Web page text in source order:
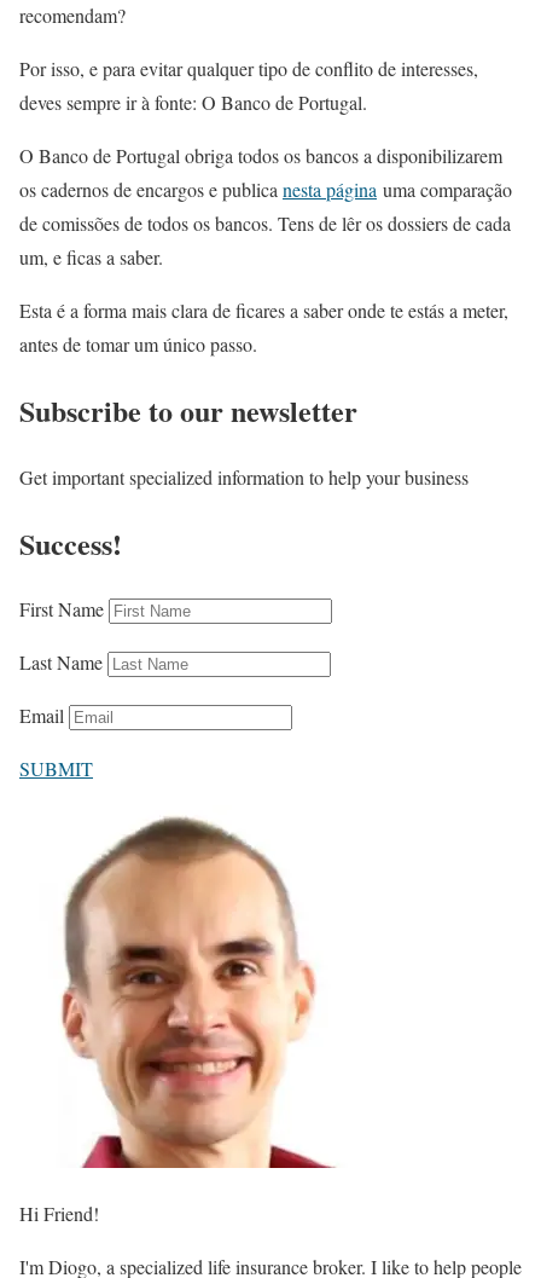
recomendam?
Por isso, e para evitar qualquer tipo de conflito de interesses,
deves sempre ir à fonte: O Banco de Portugal.
O Banco de Portugal obriga todos os bancos a disponibilizarem
os cadernos de encargos e publica nesta página uma comparação
de comissões de todos os bancos. Tens de lêr os dossiers de cada
um, e ficas a saber.
Esta é a forma mais clara de ficares a saber onde te estás a meter,
antes de tomar um único passo.
Subscribe to our newsletter
Get important specialized information to help your business
Success!
First Name
Last Name
Email
SUBMIT
Hi Friend!
I'm Diogo, a specialized life insurance broker. I like to help people